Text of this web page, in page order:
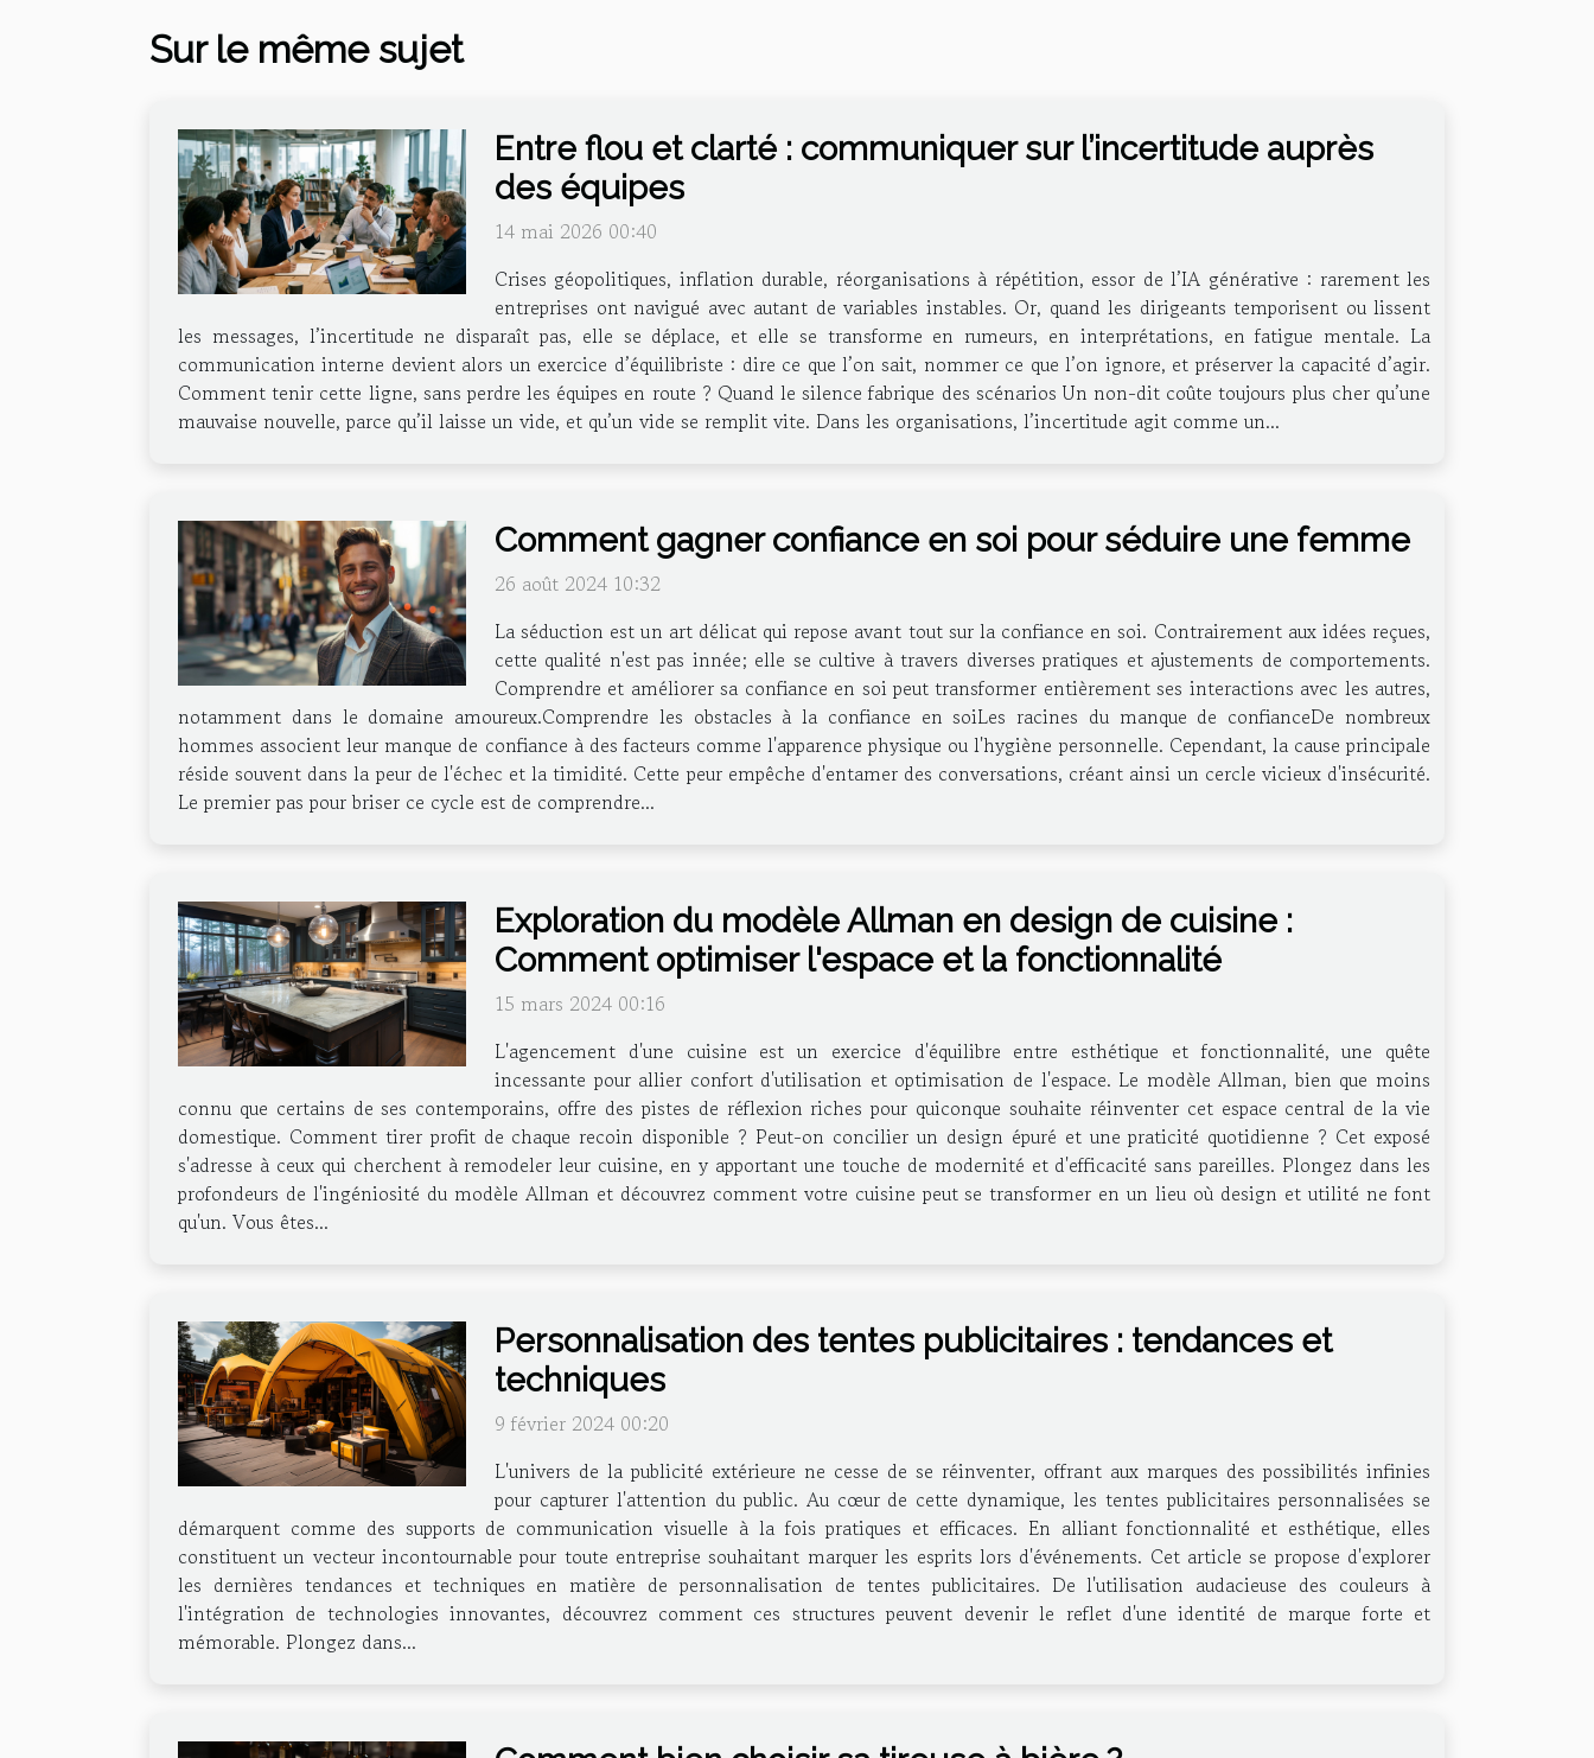
Sur le même sujet
Entre flou et clarté : communiquer sur l’incertitude auprès
des équipes
14 mai 2026 00:40
Crises géopolitiques, inflation durable, réorganisations à répétition, essor de l’IA générative : rarement les
entreprises ont navigué avec autant de variables instables. Or, quand les dirigeants temporisent ou lissent
les messages, l’incertitude ne disparaît pas, elle se déplace, et elle se transforme en rumeurs, en interprétations, en fatigue mentale. La
communication interne devient alors un exercice d’équilibriste : dire ce que l’on sait, nommer ce que l’on ignore, et préserver la capacité d’agir.
Comment tenir cette ligne, sans perdre les équipes en route ? Quand le silence fabrique des scénarios Un non-dit coûte toujours plus cher qu’une
mauvaise nouvelle, parce qu’il laisse un vide, et qu’un vide se remplit vite. Dans les organisations, l’incertitude agit comme un...
Comment gagner confiance en soi pour séduire une femme
26 août 2024 10:32
La séduction est un art délicat qui repose avant tout sur la confiance en soi. Contrairement aux idées reçues,
cette qualité n'est pas innée; elle se cultive à travers diverses pratiques et ajustements de comportements.
Comprendre et améliorer sa confiance en soi peut transformer entièrement ses interactions avec les autres,
notamment dans le domaine amoureux.Comprendre les obstacles à la confiance en soiLes racines du manque de confianceDe nombreux
hommes associent leur manque de confiance à des facteurs comme l'apparence physique ou l'hygiène personnelle. Cependant, la cause principale
réside souvent dans la peur de l'échec et la timidité. Cette peur empêche d'entamer des conversations, créant ainsi un cercle vicieux d'insécurité.
Le premier pas pour briser ce cycle est de comprendre...
Exploration du modèle Allman en design de cuisine :
Comment optimiser l'espace et la fonctionnalité
15 mars 2024 00:16
L'agencement d'une cuisine est un exercice d'équilibre entre esthétique et fonctionnalité, une quête
incessante pour allier confort d'utilisation et optimisation de l'espace. Le modèle Allman, bien que moins
connu que certains de ses contemporains, offre des pistes de réflexion riches pour quiconque souhaite réinventer cet espace central de la vie
domestique. Comment tirer profit de chaque recoin disponible ? Peut-on concilier un design épuré et une praticité quotidienne ? Cet exposé
s'adresse à ceux qui cherchent à remodeler leur cuisine, en y apportant une touche de modernité et d'efficacité sans pareilles. Plongez dans les
profondeurs de l'ingéniosité du modèle Allman et découvrez comment votre cuisine peut se transformer en un lieu où design et utilité ne font
qu'un. Vous êtes...
Personnalisation des tentes publicitaires : tendances et
techniques
9 février 2024 00:20
L'univers de la publicité extérieure ne cesse de se réinventer, offrant aux marques des possibilités infinies
pour capturer l'attention du public. Au cœur de cette dynamique, les tentes publicitaires personnalisées se
démarquent comme des supports de communication visuelle à la fois pratiques et efficaces. En alliant fonctionnalité et esthétique, elles
constituent un vecteur incontournable pour toute entreprise souhaitant marquer les esprits lors d'événements. Cet article se propose d'explorer
les dernières tendances et techniques en matière de personnalisation de tentes publicitaires. De l'utilisation audacieuse des couleurs à
l'intégration de technologies innovantes, découvrez comment ces structures peuvent devenir le reflet d'une identité de marque forte et
mémorable. Plongez dans...